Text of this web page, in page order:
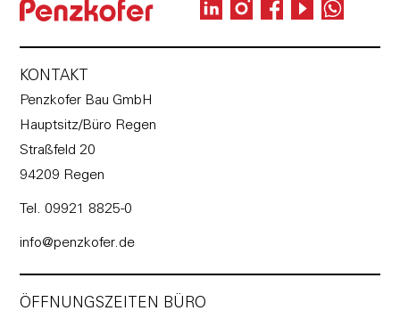
KONTAKT
Penzkofer Bau GmbH
Hauptsitz/Büro Regen
Straßfeld 20
94209 Regen
Tel. 09921 8825-0
info@penzkofer.de
ÖFFNUNGSZEITEN BÜRO